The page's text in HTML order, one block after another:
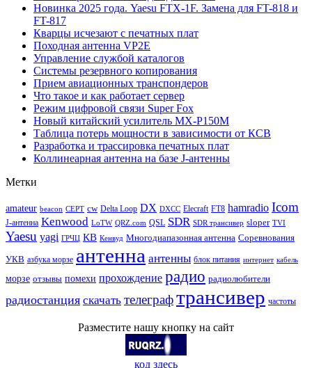
Новинка 2025 года. Yaesu FTX-1F. Замена для FT-818 и
FT-817
Кварцы исчезают с печатных плат
Походная антенна VP2E
Управление службой каталогов
Системы резервного копирования
Прием авиационных транспондеров
Что такое и как работает сервер
Режим цифровой связи Super Fox
Новый китайский усилитель MX-P150M
Таблица потерь мощности в зависимости от КСВ
Разработка и трассировка печатных плат
Коллинеарная антенна на базе J-антенны
Метки
amateur beacon CEPT cw Delta Loop DX DXCC Elecraft FT8 hamradio Icom
J-антенна Kenwood LoTW QRZ.com QSL SDR SDR трансивер sloper TVI
Yaesu yagi ГРЧЦ КВ Кенвуд Многодиапазонная антенна Соревнования
УКВ азбука морзе антенна антенны блок питания интернет кабель
морзе отзывы помехи прохождение радио радиолюбители
радиостанция скачать телеграфтрансивер частоты
Разместите нашу кнопку на сайт
код здесь